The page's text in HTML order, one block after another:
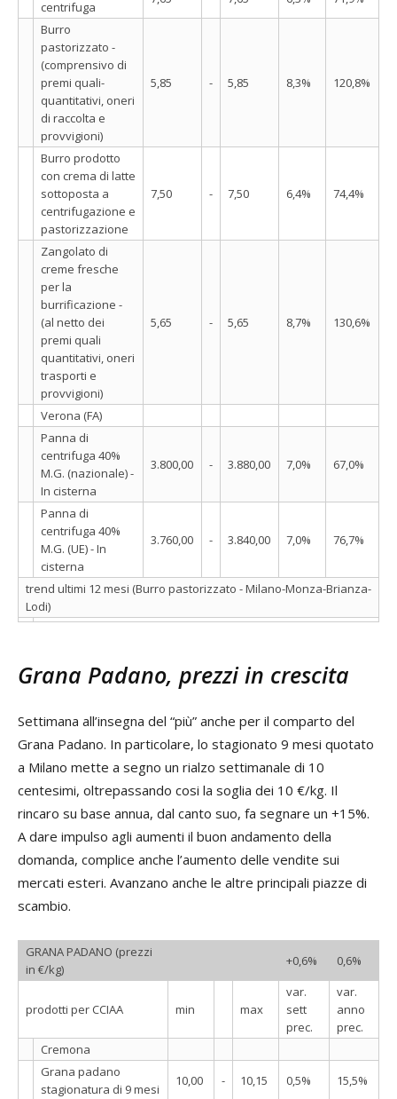
centrifuga
Burro
pastorizzato -
(comprensivo di
premi quali-
quantitativi, oneri
di raccolta e
provvigioni)
5,85 - 5,85 8,3% 120,8%
Burro prodotto
con crema di latte
sottoposta a
centrifugazione e
pastorizzazione
7,50 - 7,50 6,4% 74,4%
Zangolato di
creme fresche
per la
burrificazione -
(al netto dei
premi quali
quantitativi, oneri
trasporti e
provvigioni)
5,65 - 5,65 8,7% 130,6%
Verona (FA)
Panna di
centrifuga 40%
M.G. (nazionale) -
In cisterna
3.800,00 - 3.880,00 7,0% 67,0%
Panna di
centrifuga 40%
M.G. (UE) - In
cisterna
3.760,00 - 3.840,00 7,0% 76,7%
trend ultimi 12 mesi (Burro pastorizzato - Milano-Monza-Brianza-
Lodi)
Grana Padano, prezzi in crescita
Settimana all’insegna del “più” anche per il comparto del
Grana Padano. In particolare, lo stagionato 9 mesi quotato
a Milano mette a segno un rialzo settimanale di 10
centesimi, oltrepassando cosi la soglia dei 10 €/kg. Il
rincaro su base annua, dal canto suo, fa segnare un +15%.
A dare impulso agli aumenti il buon andamento della
domanda, complice anche l’aumento delle vendite sui
mercati esteri. Avanzano anche le altre principali piazze di
scambio.
GRANA PADANO (prezzi
in €/kg)
+0,6% 0,6%
prodotti per CCIAA min max
var.
sett
prec.
var.
anno
prec.
Cremona
Grana padano
stagionatura di 9 mesi
10,00 - 10,15 0,5%
15,5%